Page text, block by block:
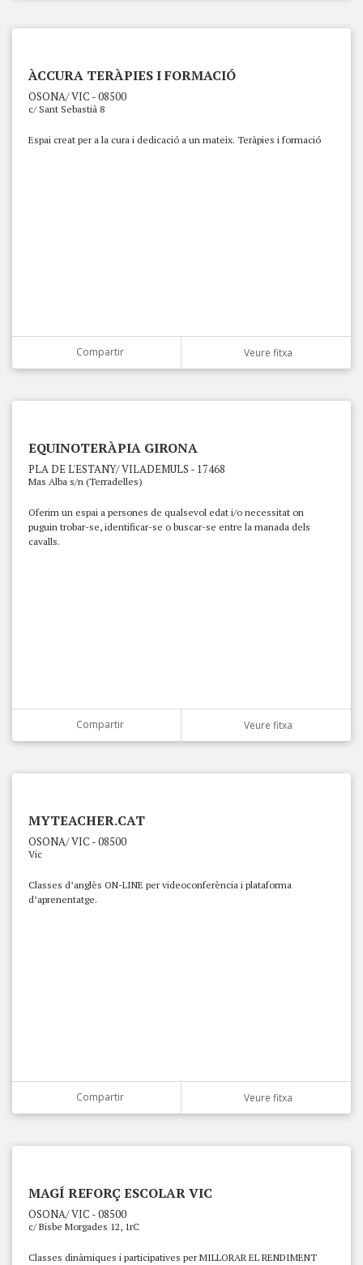
ÀCCURA TERÀPIES I FORMACIÓ
OSONA/ VIC - 08500
c/ Sant Sebastià 8
Espai creat per a la cura i dedicació a un mateix. Teràpies i formació
Compartir Veure fitxa
EQUINOTERÀPIA GIRONA
PLA DE L'ESTANY/ VILADEMULS - 17468
Mas Alba s/n (Terradelles)
Oferim un espai a persones de qualsevol edat i/o necessitat on
puguin trobar-se, identificar-se o buscar-se entre la manada dels
cavalls.
Compartir Veure fitxa
MYTEACHER.CAT
OSONA/ VIC - 08500
Vic
Classes d’anglès ON-LINE per videoconferència i plataforma
d’aprenentatge.
Compartir Veure fitxa
MAGÍ REFORÇ ESCOLAR VIC
OSONA/ VIC - 08500
c/ Bisbe Morgades 12, 1rC
Classes dinàmiques i participatives per MILLORAR EL RENDIMENT